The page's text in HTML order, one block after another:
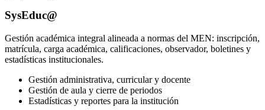
SysEduc@
Gestión académica integral alineada a normas del MEN: inscripción,
matrícula, carga académica, calificaciones, observador, boletines y
estadísticas institucionales.
Gestión administrativa, curricular y docente
Gestión de aula y cierre de periodos
Estadísticas y reportes para la institución